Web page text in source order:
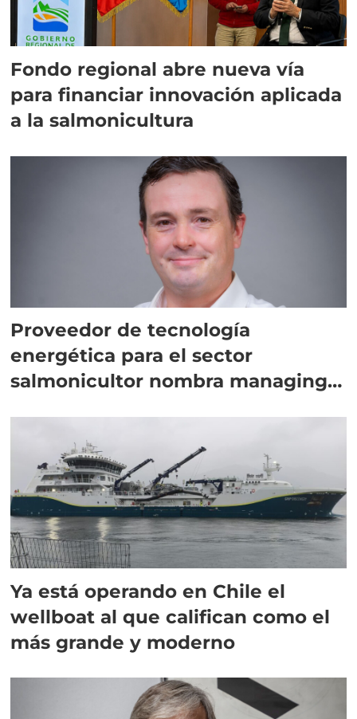
Fondo regional abre nueva vía
para financiar innovación aplicada
a la salmonicultura
Proveedor de tecnología
energética para el sector
salmonicultor nombra managing
Ya está operando en Chile el
wellboat al que califican como el
más grande y moderno